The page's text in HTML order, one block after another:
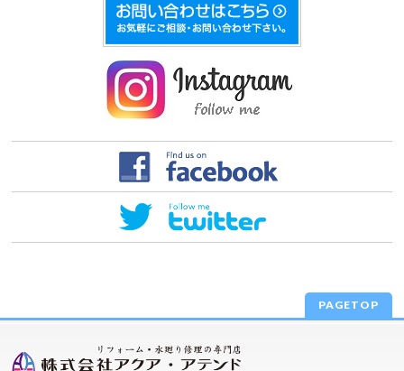
PAGETOP